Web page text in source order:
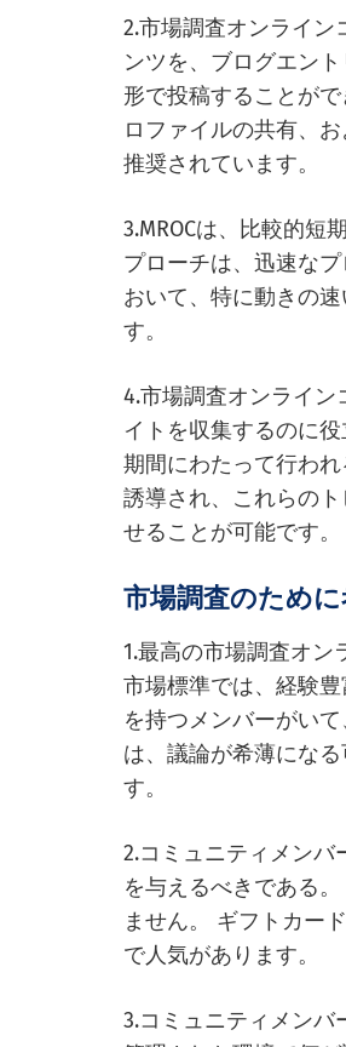
2.市場調査オンライ
ンツを、ブログエン
形で投稿することが
ロファイルの共有、
推奨されています。
3.MROCは、比較的短
プローチは、迅速な
おいて、特に動きの
す。
4.市場調査オンライン
イトを収集するのに
期間にわたって行わ
誘導され、これらの
せることが可能です。
市場調査のため
1.最高の市場調査オン
市場標準では、経験
を持つメンバーがい
は、議論が希薄にな
す。
2.コミュニティメンバ
を与えるべきである
ません。 ギフトカー
で人気があります。
3.コミュニティメンバ